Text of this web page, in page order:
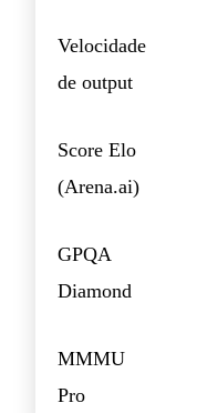
Velocidade
de output
Score Elo
(Arena.ai)
GPQA
Diamond
MMMU
Pro